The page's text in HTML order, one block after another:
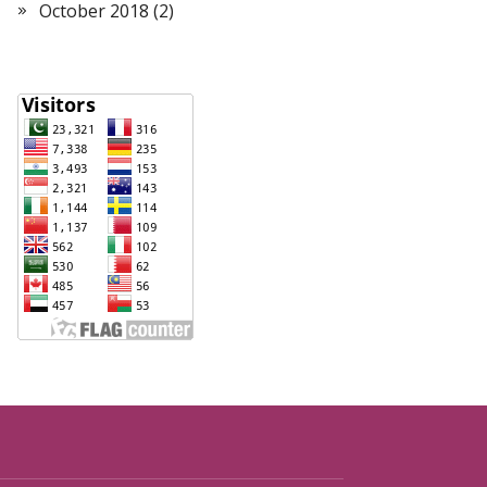
October 2018 (2)